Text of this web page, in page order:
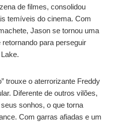
de filmes, consolidou
temíveis do cinema. Com
Jason se tornou uma
para perseguir
trouxe o aterrorizante Freddy
Diferente de outros vilões,
sonhos, o que torna
Com garras afiadas e um